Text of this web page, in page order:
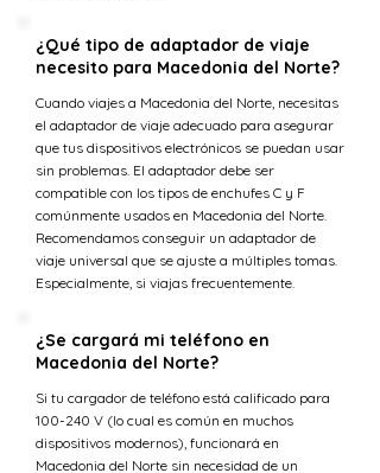
¿Qué tipo de adaptador de viaje
necesito para Macedonia del Norte?
Cuando viajes a Macedonia del Norte, necesitas
el adaptador de viaje adecuado para asegurar
que tus dispositivos electrónicos se puedan usar
sin problemas. El adaptador debe ser
compatible con los tipos de enchufes C y F
comúnmente usados en Macedonia del Norte.
Recomendamos conseguir un adaptador de
viaje universal que se ajuste a múltiples tomas.
Especialmente, si viajas frecuentemente.
¿Se cargará mi teléfono en
Macedonia del Norte?
Si tu cargador de teléfono está calificado para
100-240 V (lo cual es común en muchos
dispositivos modernos), funcionará en
Macedonia del Norte sin necesidad de un